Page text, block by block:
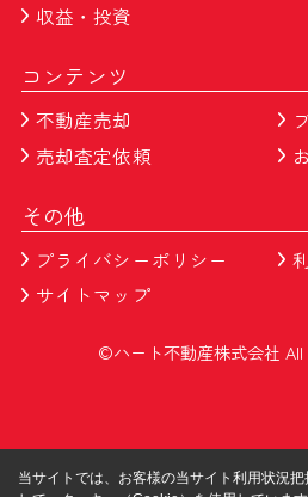
収益・投資
コンテンツ
不動産売却
売却査定依頼
その他
プライバシーポリシー
サイトマップ
©ハート不動産株式会社
当サイトでは、お客様の当サイト利用状況